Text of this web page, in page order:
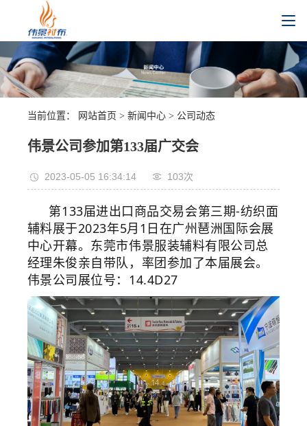
当前位置： 网站首页 > 新闻中心> 公司动态
伟景公司参加第133届广交会
2023-05-05 16:34:14 103次
第133届进出口商品交易会第三期-纺织面
辅料展于2023年5月1日在广州琶洲国际会展
中心开幕。东莞市伟景服装辅料有限公司总
经理朱俊亲自带队，率团参加了本届展会。
伟景公司展位号：14.4D27